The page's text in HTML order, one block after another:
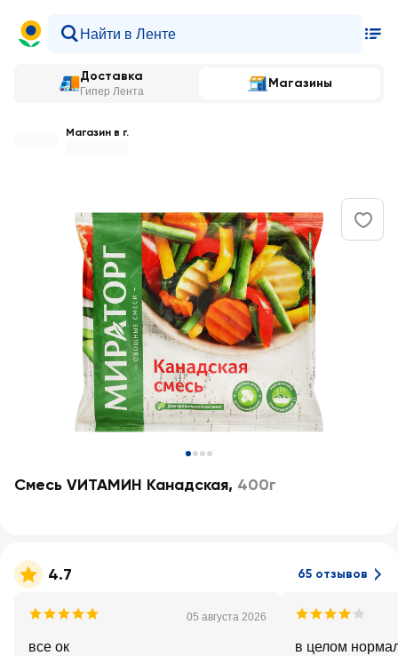
Доставка
Гипер Лента
Магазины
Магазин в г.
Смесь VИТАМИН Канадская, 400г
4.7 65 отзывов
05 августа 2026
все ок
в целом